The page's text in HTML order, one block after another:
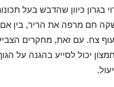
בגרון כיוון שהדבש בעל
חם מרפה את הריר, בין
צח. עם זאת, מחקרים
יכול לסייע בהגנה על